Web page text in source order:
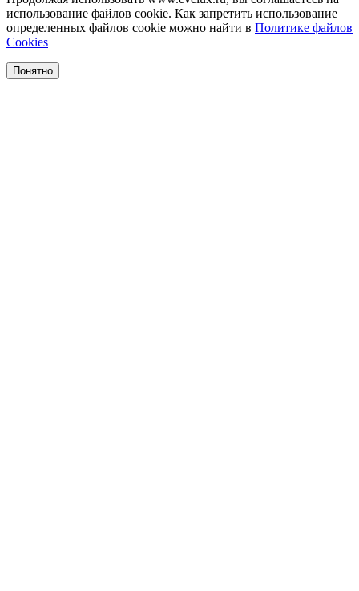
использование файлов cookie. Как запретить использование
определенных файлов cookie можно найти в Политике файлов
Cookies
Понятно